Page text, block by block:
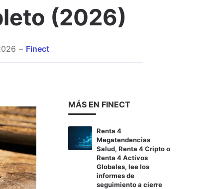
(2026)
Finect
MÁS EN FINECT
Renta 4
Megatendencias
Salud, Renta 4 Cripto o
Renta 4 Activos
Globales, lee los
informes de
seguimiento a cierre